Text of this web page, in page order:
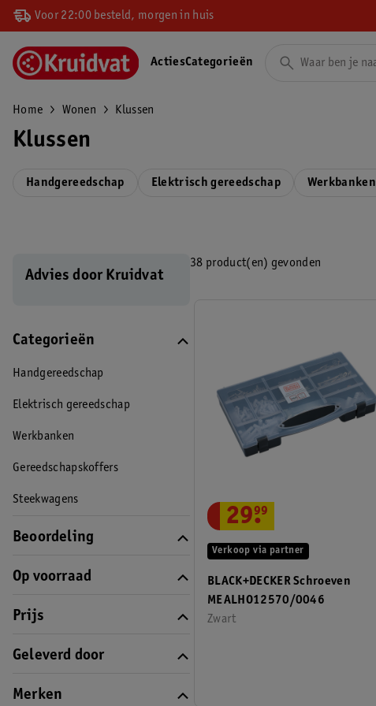
Voor 22:00 besteld, morgen in huis
ActiesCategorieën
Home Wonen Klussen
Klussen
Handgereedschap Elektrisch gereedschap Werkbanken
Advies door Kruidvat
Categorieën
Handgereedschap
Elektrisch gereedschap
Werkbanken
Gereedschapskoffers
Steekwagens
Beoordeling
Op voorraad
Prijs
Geleverd door
Merken
38 product(en) gevonden
BLACK+DECKER Schroeven
MEALHO12570/0046
Zwart
Verkoop via partner
29.
99